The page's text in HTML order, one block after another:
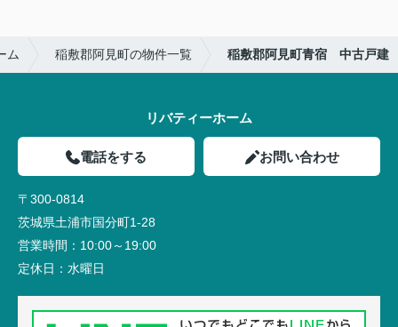
ム 稲敷郡阿見町の物件一覧 稲敷郡阿見町青宿 中古戸建
リバティーホーム
電話をする お問い合わせ
〒300-0814
茨城県土浦市国分町1-28
営業時間： 10:00～19:00
定休日： 水曜日